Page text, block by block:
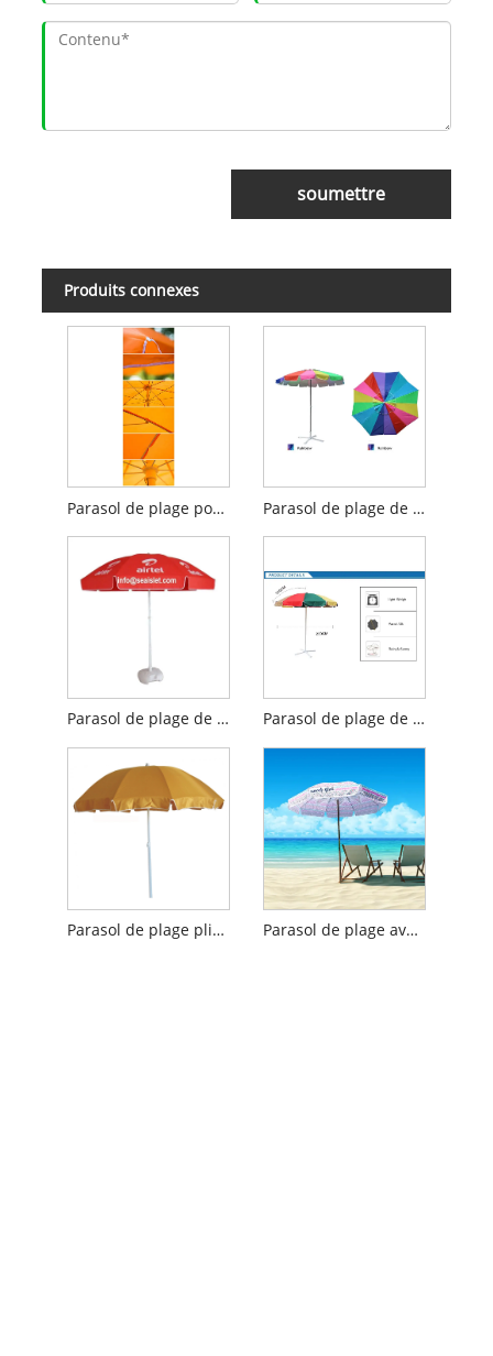
soumettre
Produits connexes
Parasol de plage portatif à cadre en métal Parasol de plage de patio de couleur arc-en-ciel
Parasol de plage de grande taille Parasol de plage de balcon coupe-vent
Parasol de plage pliant à impression numérique Parasol de plage avec poteau en bois avec protection UV